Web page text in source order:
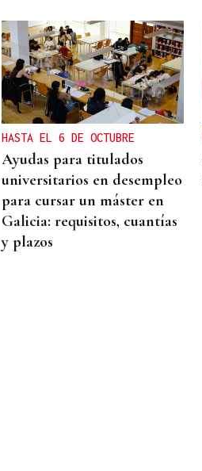
HASTA EL 6 DE OCTUBRE
Ayudas para titulados
universitarios en desempleo
para cursar un máster en
Galicia: requisitos, cuantías
y plazos